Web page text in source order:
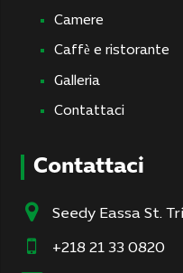
Camere
Caffè e ristorante
Galleria
Contattaci
Contattaci
Seedy Eassa St.
+218 21 33 0820